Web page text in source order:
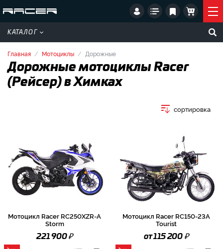
КАТАЛОГ
Главная Мотоциклы Дорожные
Дорожные мотоциклы Racer
(Рейсер) в Химках
сортировка
Мотоцикл Racer RC250XZR-A
Storm
221 900₽
Мотоцикл Racer RC150-23A
Tourist
от 115 200₽